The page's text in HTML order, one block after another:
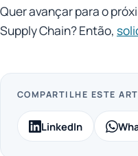
Quer avançar para o
Supply Chain? Então,
COMPARTILHE ESTE
LinkedIn